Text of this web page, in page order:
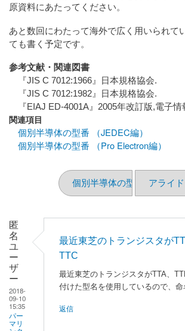
原資料にあたってください。
あと数回にわたって海外で広く用いられて
ても書く予定です。
参考文献・関連図書
『JIS C 7012:1966』日本規格協会.
『JIS C 7012:1982』日本規格協会.
『EIAJ ED-4001A』2005年改訂版,電子
関連項目
個別半導体の型番 （JEDEC編）
個別半導体の型番 （Pro Electron編）
個別半導体の型番 （アライ
匿
名
ユ
ー
ザ
ー
2018-
09-10
15:35
パー
マリ
最近東芝のトランジスタが
TTC
最近東芝のトランジスタがTTA、
付けた型名を使用しているので、
返信